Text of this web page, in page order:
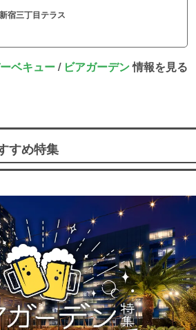
宿三丁目テラス
ベキュー/ ビアガーデン情報を見る
すめ特集